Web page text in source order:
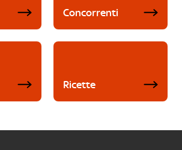
Concorrenti
Ricette